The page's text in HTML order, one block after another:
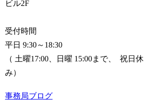
ビル2F
受付時間
平日 9:30～18:30
（ 土曜17:00、日曜 15:00まで、 祝日休
み）
事務局ブログ